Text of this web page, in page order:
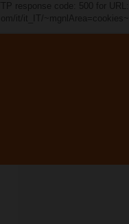
response code: 500 for URL:
it/it_IT/~mgnlArea=cookies~